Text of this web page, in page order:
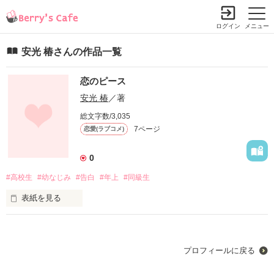
メニュー
ログイン
安光 椿さんの作品一覧
恋のピース
安光 椿／著
総文字数/3,035
恋愛(ラブコメ) 7ページ
0
#高校生 #幼なじみ #告白 #年上 #同級生
表紙を見る
彩愛は恋愛経験豊富だか、色々問題のある女の子。
プロフィールに戻る